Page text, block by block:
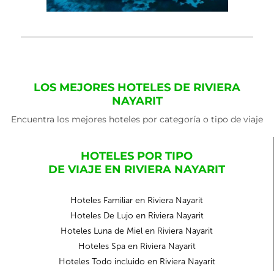
LOS MEJORES HOTELES DE RIVIERA
NAYARIT
Encuentra los mejores hoteles por categoría o tipo de viaje
HOTELES POR TIPO
DE VIAJE EN RIVIERA NAYARIT
Hoteles Familiar en Riviera Nayarit
Hoteles De Lujo en Riviera Nayarit
Hoteles Luna de Miel en Riviera Nayarit
Hoteles Spa en Riviera Nayarit
Hoteles Todo incluido en Riviera Nayarit